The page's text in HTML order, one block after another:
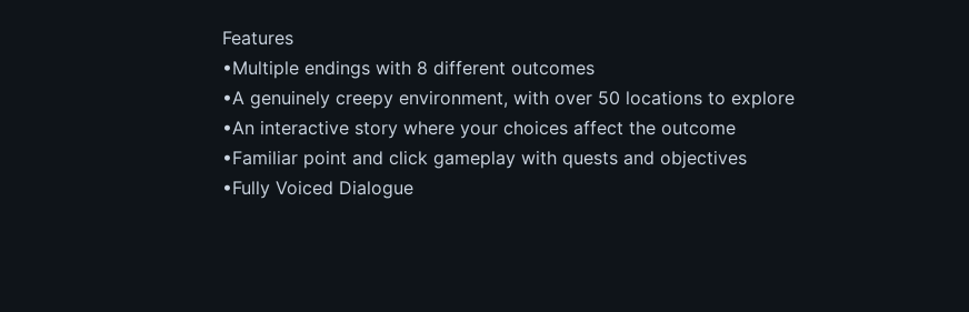
Features
•Multiple endings with 8 different outcomes
•A genuinely creepy environment, with over 50 locations to explore
•An interactive story where your choices affect the outcome
•Familiar point and click gameplay with quests and objectives
•Fully Voiced Dialogue